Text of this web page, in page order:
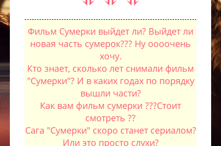
Фильм Сумерки выйдет ли? Выйдет ли
новая часть сумерок??? Ну оооочень
хочу.
Кто знает, сколько лет снимали фильм
"Сумерки"? И в каких годах по порядку
вышли части?
Как вам фильм сумерки ???Стоит
смотреть ??
Сага "Сумерки" скоро станет сериалом?
Или это просто слухи?